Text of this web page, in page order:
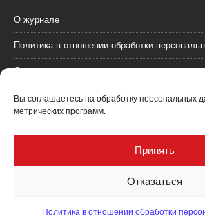
Вы соглашаетесь на обработку персональных
метрических программ.
Принять
Отказаться
Политика в отношении обработки
О журнале
Политика в отношении обработки
Согласие на обработку персональных
Пользовательское соглашение (оферта)
Журнал "Глобус: геология и бизнес" @ 2021.